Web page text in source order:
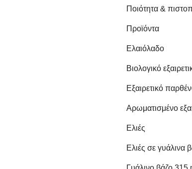
Ποιότητα &
Προϊόντα
Ελαιόλαδο
Βιολογικό
Εξαιρετικό
Αρωματισμένο
Ελιές
Ελιές σε γυάλινα